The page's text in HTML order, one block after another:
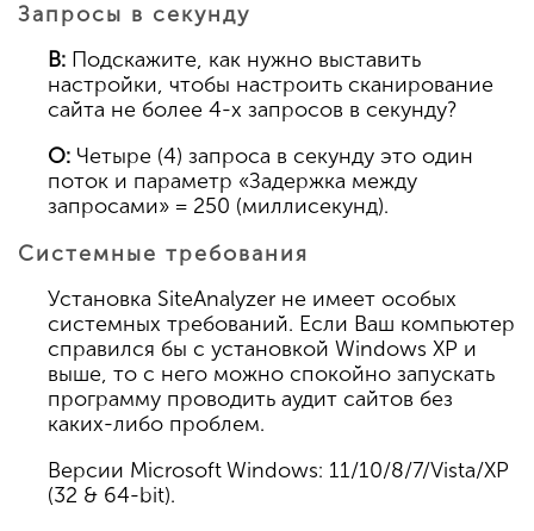
Запросы в секунду
В: Подскажите, как нужно выставить
настройки, чтобы настроить сканирование
сайта не более 4-х запросов в секунду?
О: Четыре (4) запроса в секунду это один
поток и параметр «Задержка между
запросами» = 250 (миллисекунд).
Системные требования
Установка SiteAnalyzer не имеет особых
системных требований. Если Ваш компьютер
справился бы с установкой Windows XP и
выше, то с него можно спокойно запускать
программу проводить аудит сайтов без
каких-либо проблем.
Версии Microsoft Windows: 11/10/8/7/Vista/XP
(32 & 64-bit).